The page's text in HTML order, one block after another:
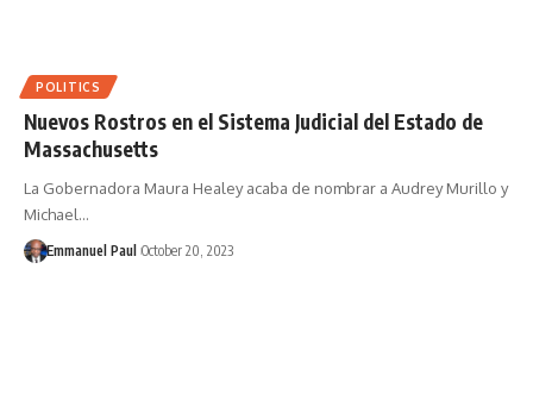
POLITICS
Nuevos Rostros en el Sistema Judicial del Estado de
Massachusetts
La Gobernadora Maura Healey acaba de nombrar a Audrey Murillo y
Michael…
Emmanuel Paul October 20, 2023